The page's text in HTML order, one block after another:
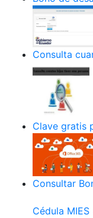
Consulta
Clave gratis
Consultar
Cédula